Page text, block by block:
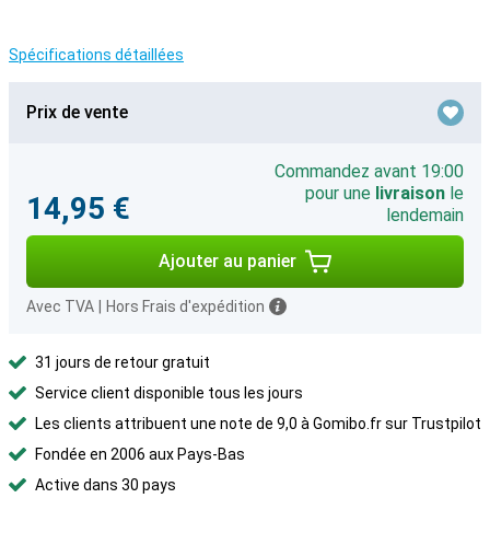
Spécifications détaillées
Prix de vente
14,95 €
Commandez avant 19:00
pour une livraison le
lendemain
Ajouter au panier
Avec TVA Hors Frais d'expédition
31 jours de retour gratuit
Service client disponible tous les jours
Les clients attribuent une note de 9,0 à Gomibo.fr sur Trustpilot
Fondée en 2006 aux Pays-Bas
Active dans 30 pays